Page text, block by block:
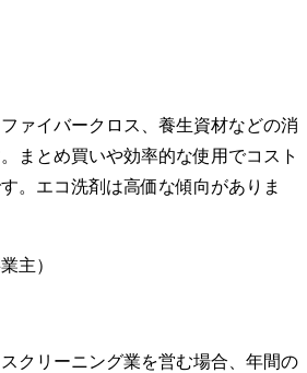
ァイバークロス、養生資材などの消
まとめ買いや効率的な使用でコスト
。エコ洗剤は高価な傾向がありま
主）
クリーニング業を営む場合、年間の